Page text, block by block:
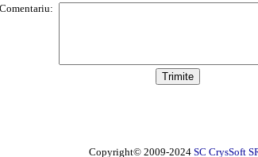
Comentariu:
Copyright© 2009-2024 SC CrysSoft